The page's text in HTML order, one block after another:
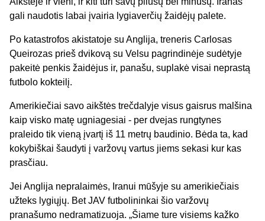
gali naudotis labai įvairia lygiaverčių žaidėjų palete.
Po katastrofos akistatoje su Anglija, treneris Carlosas
Queirozas prieš dvikovą su Velsu pagrindinėje sudėtyje
pakeitė penkis žaidėjus ir, panašu, suplakė visai neprastą
futbolo kokteilį.
Amerikiečiai savo aikštės trečdalyje visus gaisrus malšina
kaip visko matę ugniagesiai - per dvejas rungtynes
praleido tik vieną įvartį iš 11 metrų baudinio. Bėda ta, kad
kokybiškai šaudyti į varžovų vartus jiems sekasi kur kas
prasčiau.
Jei Anglija nepralaimės, Iranui mūšyje su amerikiečiais
užteks lygiųjų. Bet JAV futbolininkai šio varžovų
pranašumo nedramatizuoja. „Šiame ture visiems kažko